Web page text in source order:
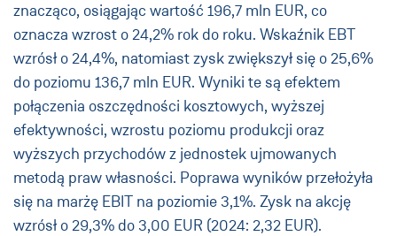
znacząco, osiągając wartość 196,7 mln EUR, co
oznacza wzrost o 24,2% rok do roku. Wskaźnik EBT
wzrósł o 24,4%, natomiast zysk zwiększył się o 25,6%
do poziomu 136,7 mln EUR. Wyniki te są efektem
połączenia oszczędności kosztowych, wyższej
efektywności, wzrostu poziomu produkcji oraz
wyższych przychodów z jednostek ujmowanych
metodą praw własności. Poprawa wyników przełożyła
się na marżę EBIT na poziomie 3,1%. Zysk na akcję
wzrósł o 29,3% do 3,00 EUR (2024: 2,32 EUR).